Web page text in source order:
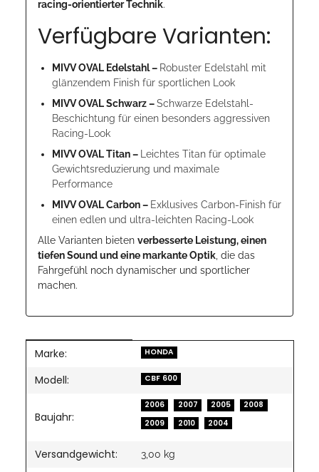
racing-orientierter Technik.
Verfügbare Varianten:
MIVV OVAL Edelstahl – Robuster Edelstahl mit
glänzendem Finish für sportlichen Look
MIVV OVAL Schwarz –Schwarze Edelstahl-
Beschichtung für einen besonders aggressiven
Racing-Look
MIVV OVAL Titan –
Leichtes Titan für optimale
Gewichtsreduzierung und maximale
Performance
MIVV OVAL Carbon – Exklusives Carbon-Finish für
einen edlen und ultra-leichten Racing-Look
Alle Varianten bieten verbesserte Leistung, einen
tiefen Sound und eine markante Optik , die das
Fahrgefühl noch dynamischer und sportlicher
machen.
Produkteigenschaft
Wert
Marke: HONDA
Modell: CBF 600
Baujahr:
2006 2007 2005
2008
2009
2010 2004
Versandgewicht: 3,00 kg